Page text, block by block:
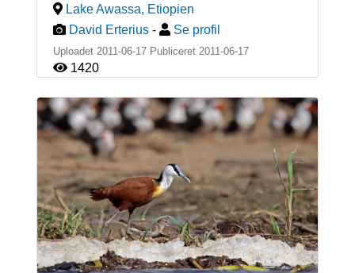
Lake Awassa, Etiopien
David Erterius - Se profil
Uploadet 2011-06-17 Publiceret 2011-06-17
1420